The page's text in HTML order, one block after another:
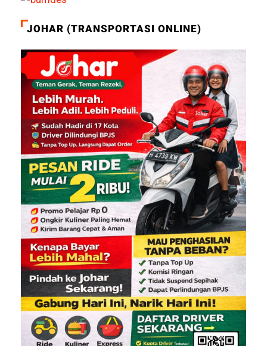
JOHAR (TRANSPORTASI ONLINE)